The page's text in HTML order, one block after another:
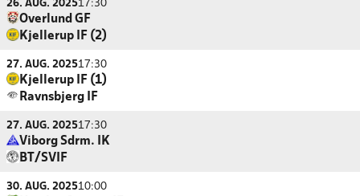
26. AUG. 202517:30
Overlund GF
Kjellerup IF (2)
27. AUG. 202517:30
Kjellerup IF (1)
Ravnsbjerg IF
27. AUG. 202517:30
Viborg Sdrm. IK
BT/SVIF
30. AUG. 202510:00